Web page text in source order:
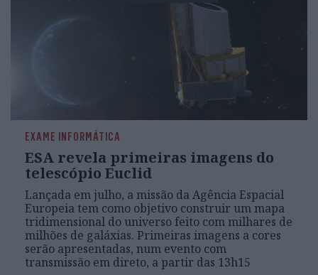
EXAME INFORMÁTICA
ESA revela primeiras imagens do
telescópio Euclid
Lançada em julho, a missão da Agência Espacial
Europeia tem como objetivo construir um mapa
tridimensional do universo feito com milhares de
milhões de galáxias. Primeiras imagens a cores
serão apresentadas, num evento com
transmissão em direto, a partir das 13h15